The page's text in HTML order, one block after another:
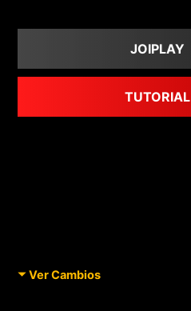
JOIPLAY
TUTORIAL
Ver Cambios